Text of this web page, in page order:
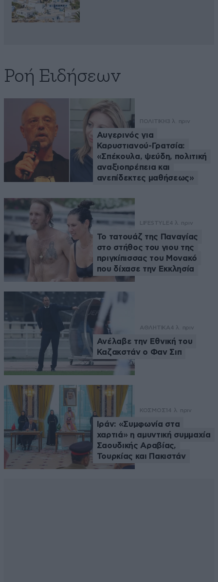
Ροή Ειδήσεων
ΠΟΛΙΤΙΚΗ3 λ. πριν
Αυγερινός για
Καρυστιανού-Γρατσία:
«Σπέκουλα, ψεύδη, πολιτική
αναξιοπρέπεια και
ανεπίδεκτες μαθήσεως»
LIFESTYLE4 λ. πριν
Το τατουάζ της Παναγίας
στο στήθος του γιου της
πριγκίπισσας του Μονακό
που δίχασε την Εκκλησία
ΑΘΛΗΤΙΚΑ4 λ. πριν
Ανέλαβε την Εθνική του
Καζακστάν ο Φαν Σιπ
ΚΟΣΜΟΣ 14 λ. πριν
Ιράν: «Συμφωνία στα
χαρτιά» η αμυντική συμμαχία
Σαουδικής Αραβίας,
Τουρκίας και Πακιστάν